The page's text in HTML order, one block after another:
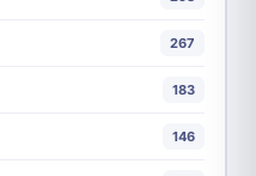
267
183
146